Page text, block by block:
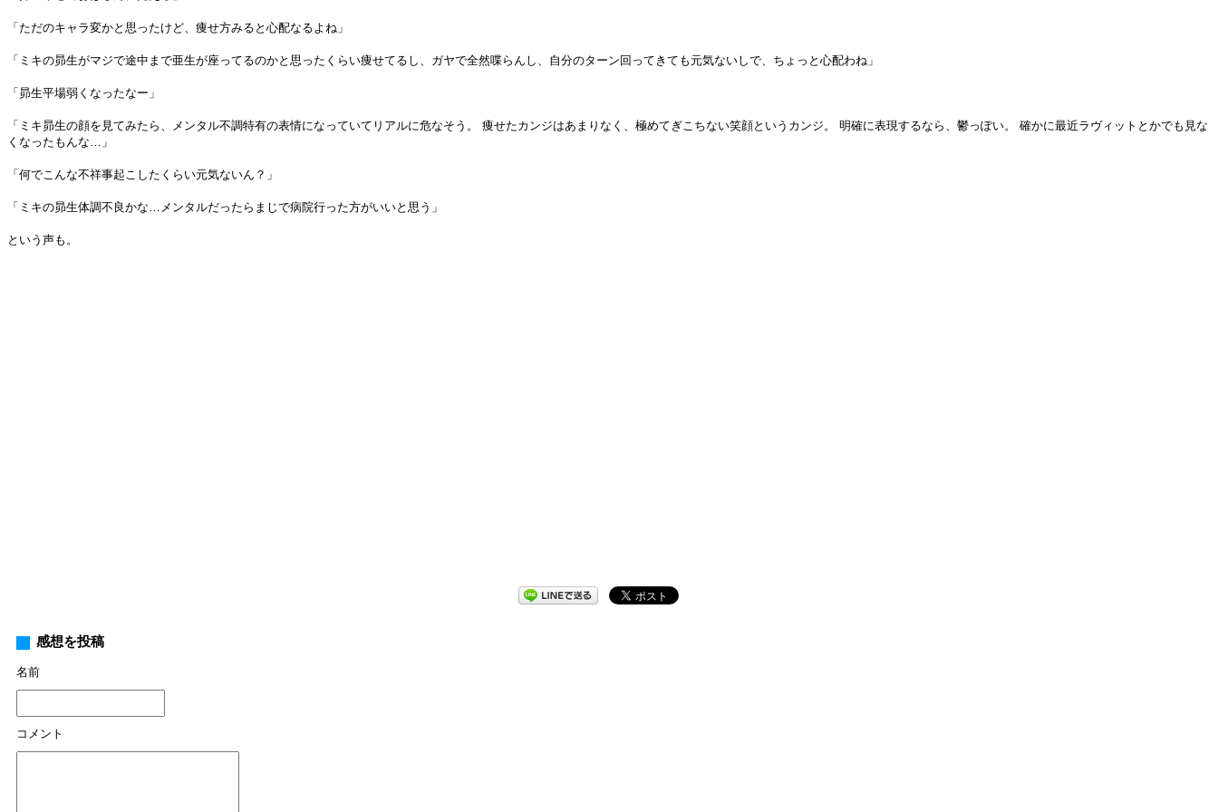
「ただのキャラ変かと思ったけど、痩せ方みると心配なるよね」
「ミキの昴生がマジで途中まで亜生が座ってるのかと思ったくらい痩せてるし、ガヤで全然喋らんし、自分のターン回ってきても元気ないしで、ちょっと心配わね」
「昴生平場弱くなったなー」
「ミキ昴生の顔を見てみたら、メンタル不調特有の表情になっていてリアルに危なそう。 痩せたカンジはあまりなく、極めてぎこちない笑顔というカンジ。 明確に表現するなら、鬱っぽい。 確かに最近ラヴィットとかでも見な
くなったもんな…」
「何でこんな不祥事起こしたくらい元気ないん？」
「ミキの昴生体調不良かな…メンタルだったらまじで病院行った方がいいと思う」
という声も。
感想を投稿
名前
コメント